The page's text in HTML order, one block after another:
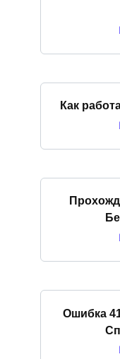
Как
Ошибка